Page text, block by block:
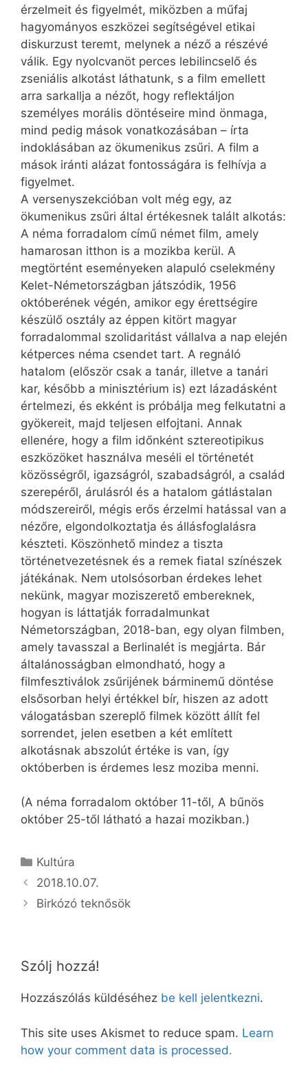
érzelmeit és figyelmét, miközben a műfaj
hagyományos eszközei segítségével etikai
diskurzust teremt, melynek a néző a részévé
válik. Egy nyolcvanöt perces lebilincselő és
zseniális alkotást láthatunk, s a film emellett
arra sarkallja a nézőt, hogy reflektáljon
személyes morális döntéseire mind önmaga,
mind pedig mások vonatkozásában – írta
indoklásában az ökumenikus zsűri. A film a
mások iránti alázat fontosságára is felhívja a
figyelmet.
A versenyszekcióban volt még egy, az
ökumenikus zsűri által értékesnek talált alkotás:
A néma forradalom című német film, amely
hamarosan itthon is a mozikba kerül. A
megtörtént eseményeken alapuló cselekmény
Kelet-Németországban játszódik, 1956
októberének végén, amikor egy érettségire
készülő osztály az éppen kitört magyar
forradalommal szolidaritást vállalva a nap elején
kétperces néma csendet tart. A regnáló
hatalom (először csak a tanár, illetve a tanári
kar, később a minisztérium is) ezt lázadásként
értelmezi, és ekként is próbálja meg felkutatni a
gyökereit, majd teljesen elfojtani. Annak
ellenére, hogy a film időnként sztereotipikus
eszközöket használva meséli el történetét
közösségről, igazságról, szabadságról, a család
szerepéről, árulásról és a hatalom gátlástalan
módszereiről, mégis erős érzelmi hatással van a
nézőre, elgondolkoztatja és állásfoglalásra
készteti. Köszönhető mindez a tiszta
történetvezetésnek és a remek fiatal színészek
játékának. Nem utolsósorban érdekes lehet
nekünk, magyar moziszerető embereknek,
hogyan is láttatják forradalmunkat
Németországban, 2018-ban, egy olyan filmben,
amely tavasszal a Berlinalét is megjárta. Bár
általánosságban elmondható, hogy a
filmfesztiválok zsűrijének bárminemű döntése
elsősorban helyi értékkel bír, hiszen az adott
válogatásban szereplő filmek között állít fel
sorrendet, jelen esetben a két említett
alkotásnak abszolút értéke is van, így
októberben is érdemes lesz moziba menni.
(A néma forradalom október 11-től, A bűnös
október 25-től látható a hazai mozikban.)
Kategória
Kultúra
2018.10.07.
Birkózó teknősök
Szólj hozzá!
Hozzászólás küldéséhez be kell jelentkezni.
This site uses Akismet to reduce spam. Learn
how your comment data is processed.